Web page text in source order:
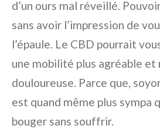
d’un ours mal réveillé.
sans avoir l’impression de
l’épaule. Le CBD pourrait
une mobilité plus agréable et
douloureuse. Parce que,
est quand même plus sympa
bouger sans souffrir.